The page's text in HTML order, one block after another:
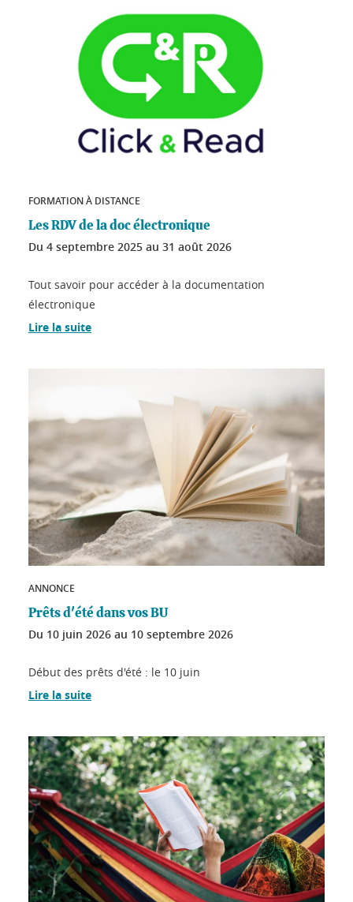
FORMATION À DISTANCE
Les RDV de la doc électronique
Du 4 septembre 2025 au 31 août 2026
Tout savoir pour accéder à la documentation
électronique
Lire la suite
ANNONCE
Prêts d'été dans vos BU
Du 10 juin 2026 au 10 septembre 2026
Début des prêts d'été : le 10 juin
Lire la suite